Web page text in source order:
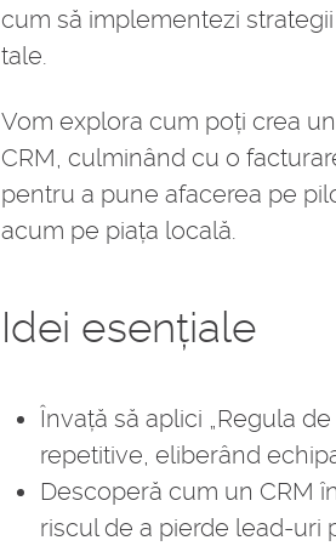
cum să implementezi
tale.
Vom explora cum poți crea
CRM, culminând cu o
pentru a pune afacerea pe
acum pe piața locală.
Idei esențiale
Învață să aplici „Regula
repetitive, eliberând
Descoperă cum un CRM
riscul de a pierde lead-uri